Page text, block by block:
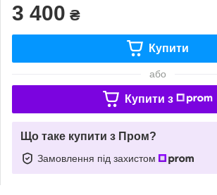
3 400 ₴
Купити
або
Купити з
Що таке купити з Пром?
Замовлення під захистом